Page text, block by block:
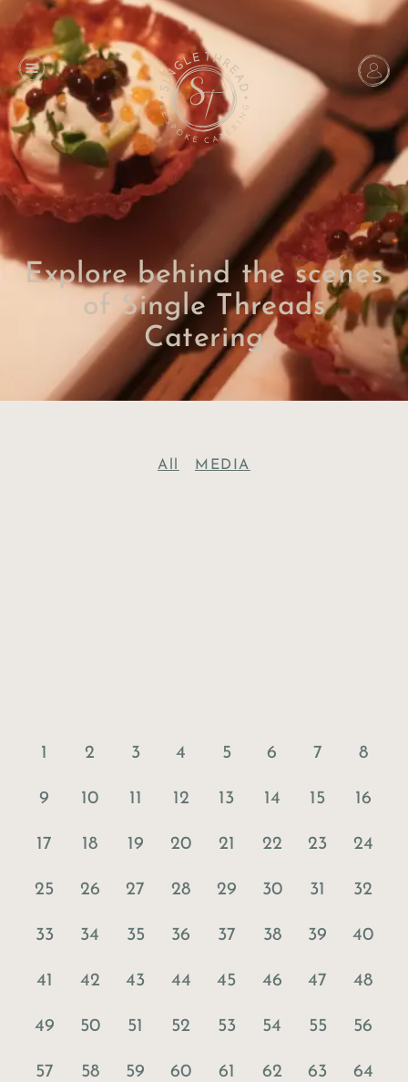
Explore behind the scenes
of Single Threads
Catering
All MEDIA
1 2 3 4 5 6 7 8
9 10 11 12 13 14 15 16
17 18 19 20 21 22 23 24
25 26 27 28 29 30 31 32
33 34 35 36 37 38 39 40
41 42 43 44 45 46 47 48
49 50 51 52 53 54 55 56
57 58 59 60 61 62 63 64